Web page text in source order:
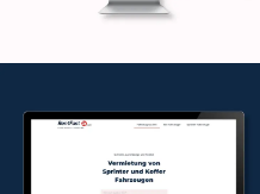
Webdesign & -entwicklung